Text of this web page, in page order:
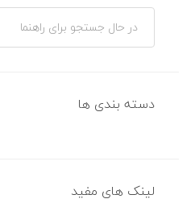
دسته بندی ها
لینک های مفید